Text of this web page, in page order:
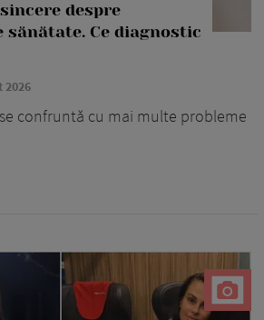
despre
sănătate. Ce diagnostic
2026
confruntă cu mai multe probleme